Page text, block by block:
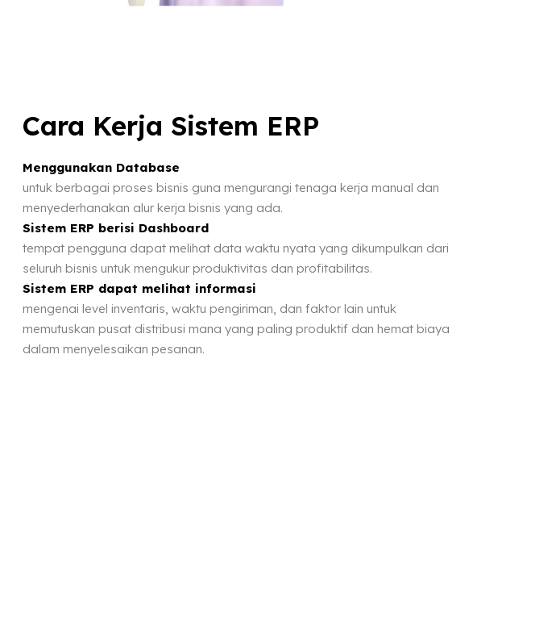
Cara Kerja Sistem ERP
Menggunakan Database
untuk berbagai proses bisnis guna mengurangi tenaga kerja manual dan
menyederhanakan alur kerja bisnis yang ada.
Sistem ERP berisi Dashboard
tempat pengguna dapat melihat data waktu nyata yang dikumpulkan dari
seluruh bisnis untuk mengukur produktivitas dan profitabilitas.
Sistem ERP dapat melihat informasi
mengenai level inventaris, waktu pengiriman, dan faktor lain untuk
memutuskan pusat distribusi mana yang paling produktif dan hemat biaya
dalam menyelesaikan pesanan.